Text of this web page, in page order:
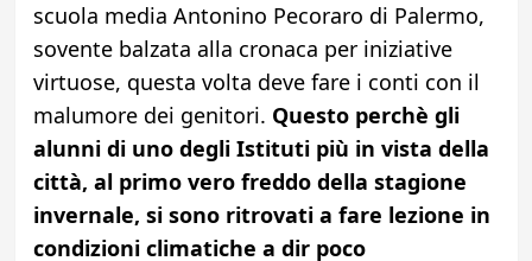
scuola media Antonino Pecoraro di Palermo,
sovente balzata alla cronaca per iniziative
virtuose, questa volta deve fare i conti con il
malumore dei genitori. Questo perchè gli
alunni di uno degli Istituti più in vista della
città, al primo vero freddo della stagione
invernale, si sono ritrovati a fare lezione in
condizioni climatiche a dir poco